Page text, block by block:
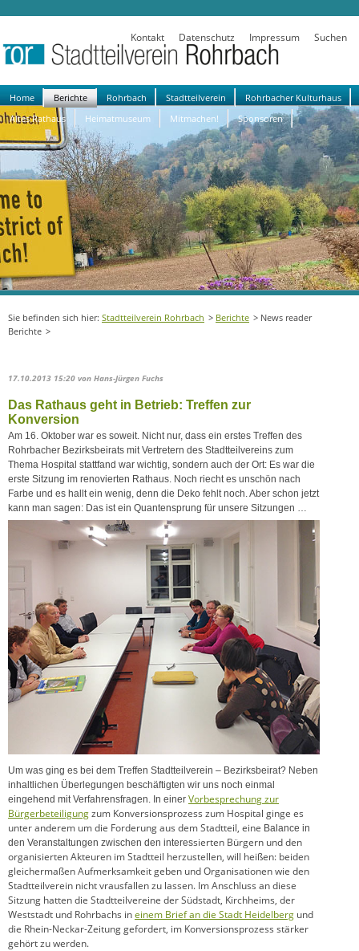
Kontakt Datenschutz Impressum Suchen
Navigation
überspringen
Home Berichte Rohrbach Stadtteilverein
Rohrbacher Kulturhaus
Altes Rathaus
Heimatmuseum Mitmachen! Sponsoren
Stadtteilverein Rohrbach Berichte
News reader
Berichte
17.10.2013 15:20 von Hans-Jürgen Fuchs
Das Rathaus geht in Betrieb: Treffen zur
Konversion
Am 16. Oktober war es soweit. Nicht nur, dass ein erstes Treffen des
Rohrbacher Bezirksbeirats mit Vertretern des Stadtteilvereins zum
Thema Hospital stattfand war wichtig, sondern auch der Ort: Es war die
erste Sitzung im renovierten Rathaus. Noch riecht es unschön nach
Farbe und es hallt ein wenig, denn die Deko fehlt noch. Aber schon jetzt
kann man sagen: Das ist ein Quantensprung für unsere Sitzungen …
Um was ging es bei dem Treffen Stadtteilverein – Bezirksbeirat? Neben
inhaltlichen Überlegungen beschäftigten wir uns noch einmal
eingehend mit Verfahrensfragen. In einer Vorbesprechung zur
Bürgerbeteiligungzum Konversionsprozess zum Hospital ginge es
unter anderem um die Forderung aus dem Stadtteil, eine Balance in
den Veranstaltungen zwischen den interessierten Bürgern und den
organisierten Akteuren im Stadtteil herzustellen, will heißen: beiden
gleichermaßen Aufmerksamkeit geben und Organisationen wie den
Stadtteilverein nicht vrausfallen zu lassen. Im Anschluss an diese
Sitzung hatten die Stadtteilvereine der Südstadt, Kirchheims, der
Weststadt und Rohrbachs ineinem Brief an die Stadt Heidelberg und
die Rhein-Neckar-Zeitung gefordert, im Konversionsprozess stärker
gehört zu werden.